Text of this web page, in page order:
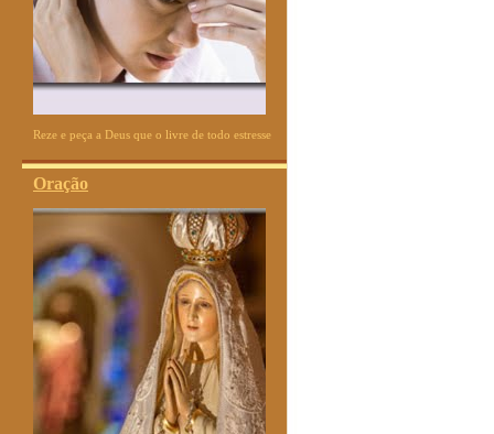
Reze e peça a Deus que o livre de todo estresse
Oração